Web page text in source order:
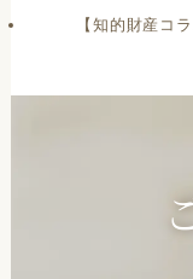
【知的財産コ